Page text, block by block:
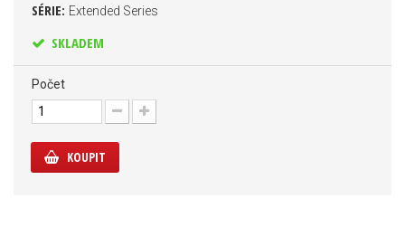
SÉRIE: Extended Series
SKLADEM
Počet
KOUPIT